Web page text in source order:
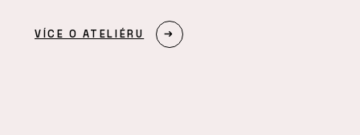
VÍCE O ATELIÉRU